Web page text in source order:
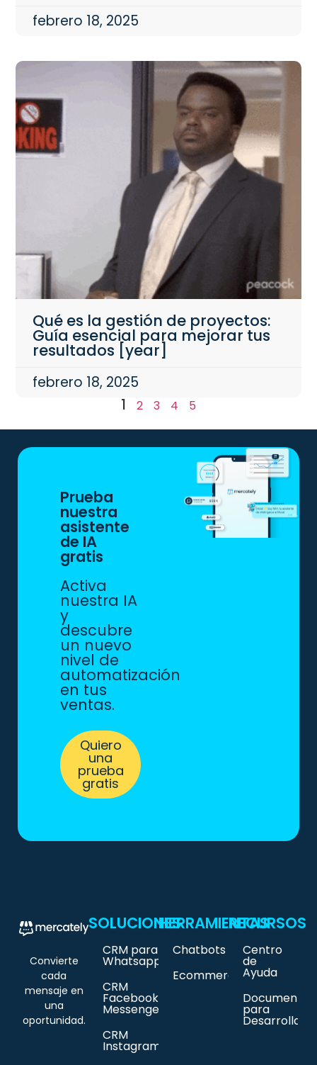
febrero 18, 2025
Qué es la gestión de proyectos:
Guía esencial para mejorar tus
resultados [year]
febrero 18, 2025
1
2 3 4 5
Prueba
nuestra
asistente
de IA
gratis
Activa
nuestra IA
y
descubre
un nuevo
nivel de
automatización
en tus
ventas.
Quiero
una
prueba
gratis
Convierte
cada
mensaje en
una
oportunidad.
SOLUCIONES
CRM para
Whatsapp
CRM
Facebook
Messenger
CRM
Instagram
HERRAMIENTAS
Chatbots
Ecommerce
RECURSOS
Centro
de
Ayuda
para